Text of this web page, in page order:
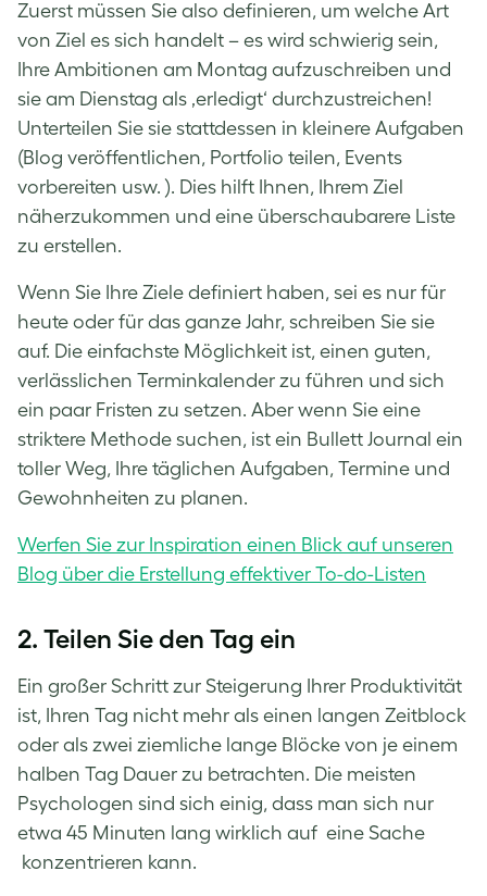
Zuerst müssen Sie also definieren, um welche Art
von Ziel es sich handelt – es wird schwierig sein,
Ihre Ambitionen am Montag aufzuschreiben und
sie am Dienstag als ‚erledigt‘ durchzustreichen!
Unterteilen Sie sie stattdessen in kleinere Aufgaben
(Blog veröffentlichen, Portfolio teilen, Events
vorbereiten usw. ). Dies hilft Ihnen, Ihrem Ziel
näherzukommen und eine überschaubarere Liste
zu erstellen.
Wenn Sie Ihre Ziele definiert haben, sei es nur für
heute oder für das ganze Jahr, schreiben Sie sie
auf. Die einfachste Möglichkeit ist, einen guten,
verlässlichen Terminkalender zu führen und sich
ein paar Fristen zu setzen. Aber wenn Sie eine
striktere Methode suchen, ist ein Bullett Journal ein
toller Weg, Ihre täglichen Aufgaben, Termine und
Gewohnheiten zu planen.
Werfen Sie zur Inspiration einen Blick auf unseren
Blog über die Erstellung effektiver To-do-Listen
2. Teilen Sie den Tag ein
Ein großer Schritt zur Steigerung Ihrer Produktivität
ist, Ihren Tag nicht mehr als einen langen Zeitblock
oder als zwei ziemliche lange Blöcke von je einem
halben Tag Dauer zu betrachten. Die meisten
Psychologen sind sich einig, dass man sich nur
etwa 45 Minuten lang wirklich auf eine Sache
konzentrieren kann.